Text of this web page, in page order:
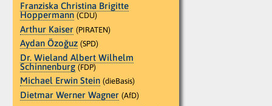
Franziska Christina Brigitte
Hoppermann (CDU)
Arthur Kaiser (PIRATEN)
Aydan Özoğuz (SPD)
Dr. Wieland Albert Wilhelm
Schinnenburg (FDP)
Michael Erwin Stein (dieBasis)
Dietmar Werner Wagner (AfD)